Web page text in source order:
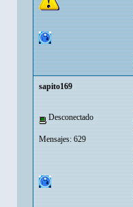
sapito169
Desconectado
Mensajes: 629